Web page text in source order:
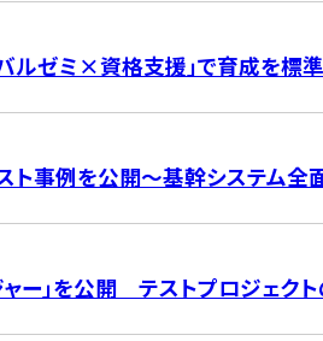
ゼミ×資格支援」で育成を標
ト事例を公開～基幹システム
ャー」を公開 テストプロジェク